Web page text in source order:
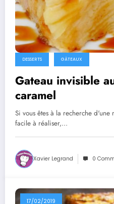
DESSERTS GÂTEAUX
Gateau invisible
caramel
Si vous êtes à la recherche
facile à réaliser,…
Xavier Legrand 0
17/02/2019